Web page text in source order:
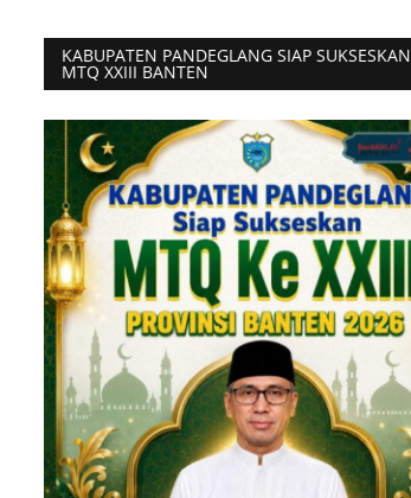
KABUPATEN PANDEGLANG SIAP SUKSESKAN
MTQ XXIII BANTEN